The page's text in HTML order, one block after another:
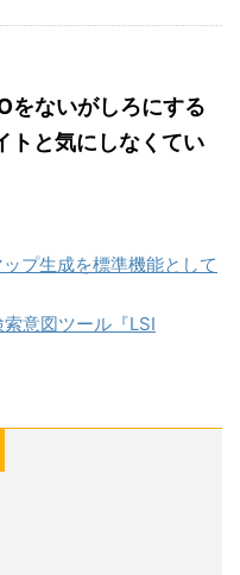
をないがしろにする
トと気にしなくてい
プ生成を標準機能として
意図ツール『LSI